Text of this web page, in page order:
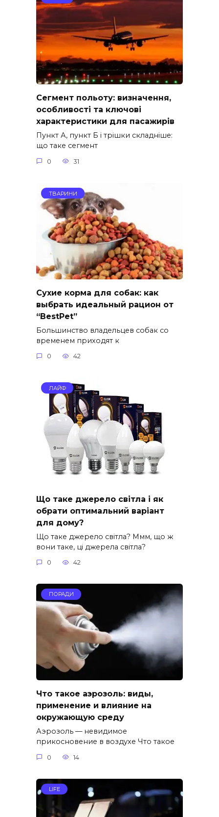
Сегмент польоту: визначення,
особливості та ключові
характеристики для пасажирів
Пункт А, пункт Б і трішки складніше:
що таке сегмент
0 31
ТВАРИНИ
Сухие корма для собак: как
выбрать идеальный рацион от
“BestPet”
Большинство владельцев собак со
временем приходят к
0 42
ЛАЙФ
Що таке джерело світла і як
обрати оптимальний варіант
для дому?
Що таке джерело світла? Ммм, що ж
вони таке, ці джерела світла?
0 42
ПОРАДИ
Что такое аэрозоль: виды,
применение и влияние на
окружающую среду
Аэрозоль — невидимое
прикосновение в воздухе Что такое
0 14
LIFE